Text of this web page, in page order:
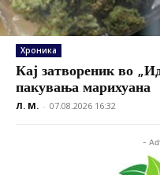
Хроника
Кај затвореник во
пакувања марихуана
Л. М. - 07.08.2026 16:32
-